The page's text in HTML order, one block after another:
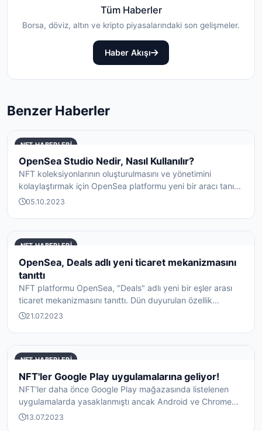
Tüm Haberler
Borsa, döviz, altın ve kripto piyasalarındaki son gelişmeler.
Haber Akışı
Benzer Haberler
NFT HABERLERI
OpenSea Studio Nedir, Nasıl Kullanılır?
NFT koleksiyonlarının oluşturulmasını ve yönetimini
kolaylaştırmak için OpenSea platformu yeni bir aracı tanı...
05.10.2023
NFT HABERLERI
OpenSea, Deals adlı yeni ticaret mekanizmasını
tanıttı
NFT platformu OpenSea, "Deals" adlı yeni bir eşler arası
ticaret mekanizmasını tanıttı. Dün duyurulan özellik...
21.07.2023
NFT HABERLERI
NFT'ler Google Play uygulamalarına geliyor!
NFT'ler daha önce Google Play mağazasında listelenen
uygulamalarda yasaklanmıştı ancak Android ve Chrome
OS'd...
13.07.2023